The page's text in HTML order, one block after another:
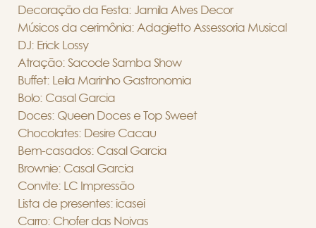
Decoração da Festa: Jamila Alves Decor
Músicos da cerimônia: Adagietto Assessoria Musical
DJ: Erick Lossy
Atração: Sacode Samba Show
Buffet: Leila Marinho Gastronomia
Bolo: Casal Garcia
Doces: Queen Doces e Top Sweet
Chocolates: Desire Cacau
Bem-casados: Casal Garcia
Brownie: Casal Garcia
Convite: LC Impressão
Lista de presentes: icasei
Carro: Chofer das Noivas